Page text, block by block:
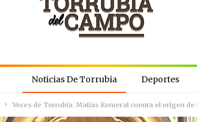
Noticias De Torrubia Deportes
Voces de Torrubia: Matías Romeral cuenta el origen